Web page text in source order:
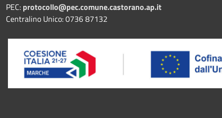
PEC: protocollo@pec.comune.castorano.ap.it
Centralino Unico: 0736 87132